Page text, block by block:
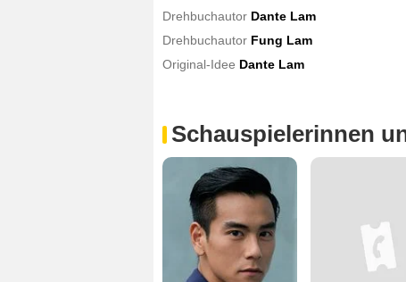
Drehbuchautor Dante Lam
Drehbuchautor Fung Lam
Original-Idee Dante Lam
Schauspielerinnen